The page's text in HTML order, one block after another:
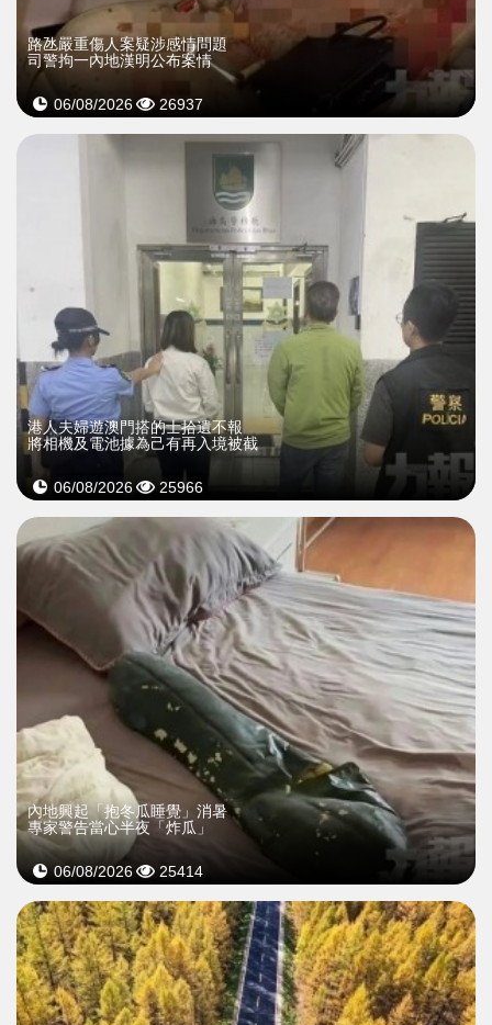
​路氹嚴重傷人案疑涉感情問題
司警拘一內地漢明公布案情
06/08/2026 26937
​港人夫婦遊澳門搭的士拾遺不報
將相機及電池據為己有再入境被截
06/08/2026 25966
內地興起「抱冬瓜睡覺」消暑
專家警告當心半夜「炸瓜」
06/08/2026 25414